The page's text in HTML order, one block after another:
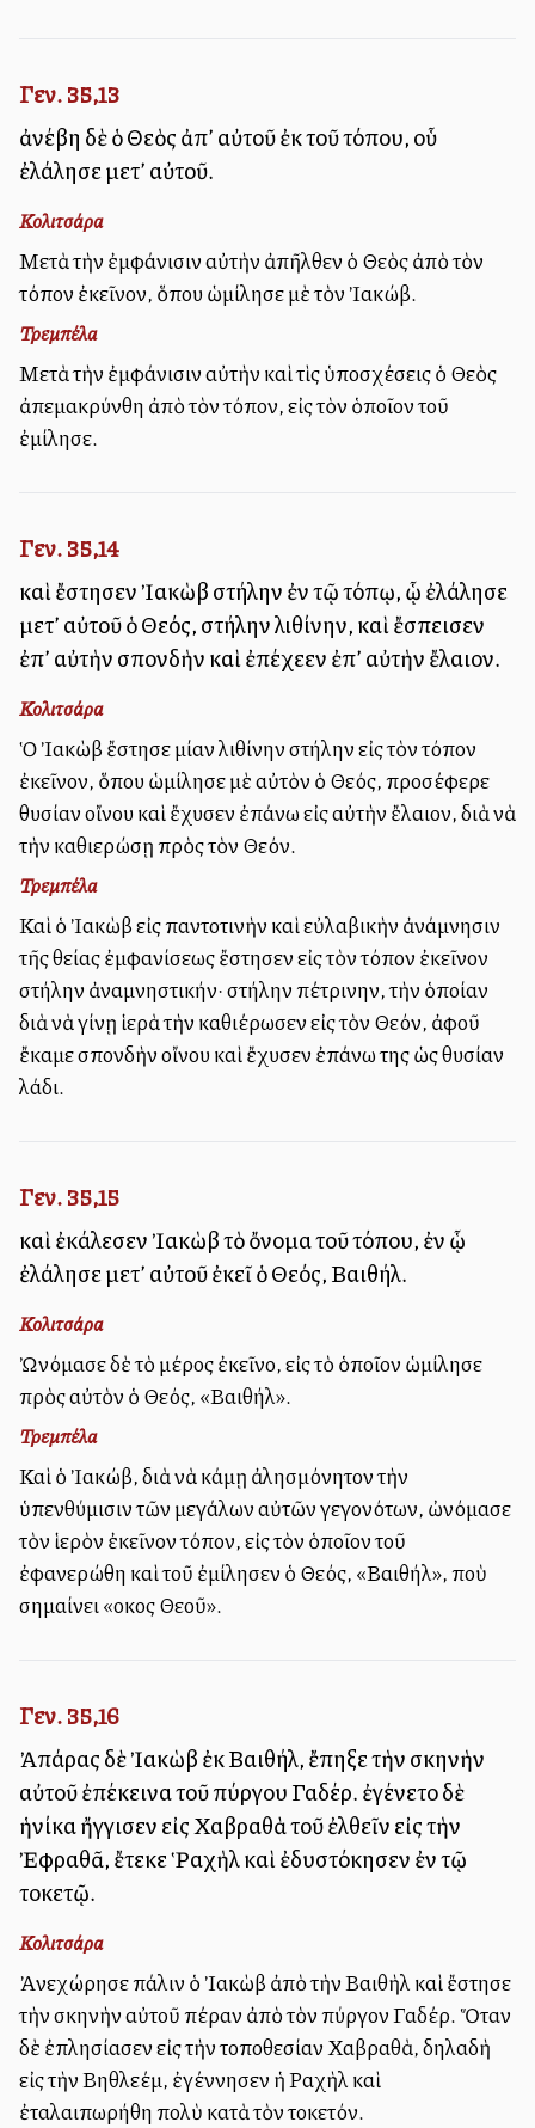
Γεν. 35,13
ἀνέβη δὲ ὁ Θεὸς ἀπ’ αὐτοῦ ἐκ τοῦ τόπου, οὗ
ἐλάλησε μετ’ αὐτοῦ.
Κολιτσάρα
Μετὰ τὴν ἐμφάνισιν αὐτὴν ἀπῆλθεν ὁ Θεὸς ἀπὸ τὸν
τόπον ἐκεῖνον, ὅπου ὡμίλησε μὲ τὸν Ἰακώβ.
Τρεμπέλα
Μετὰ τὴν ἐμφάνισιν αὐτὴν καὶ τὶς ὑποσχέσεις ὁ Θεὸς
ἀπεμακρύνθη ἀπὸ τὸν τόπον, εἰς τὸν ὁποῖον τοῦ
ἐμίλησε.
Γεν. 35,14
καὶ ἔστησεν Ἰακὼβ στήλην ἐν τῷ τόπῳ, ᾧ ἐλάλησε
μετ’ αὐτοῦ ὁ Θεός, στήλην λιθίνην, καὶ ἔσπεισεν
ἐπ’ αὐτὴν σπονδὴν καὶ ἐπέχεεν ἐπ’ αὐτὴν ἔλαιον.
Κολιτσάρα
Ὁ Ἰακὼβ ἔστησε μίαν λιθίνην στήλην εἰς τὸν τόπον
ἐκεῖνον, ὅπου ὡμίλησε μὲ αὐτὸν ὁ Θεός, προσέφερε
θυσίαν οἴνου καὶ ἔχυσεν ἐπάνω εἰς αὐτὴν ἔλαιον, διὰ νὰ
τὴν καθιερώσῃ πρὸς τὸν Θεόν.
Τρεμπέλα
Καὶ ὁ Ἰακὼβ εἰς παντοτινὴν καὶ εὐλαβικὴν ἀνάμνησιν
τῆς θείας ἐμφανίσεως ἔστησεν εἰς τὸν τόπον ἐκεῖνον
στήλην ἀναμνηστικήν· στήλην πέτρινην, τὴν ὁποίαν
διὰ νὰ γίνῃ ἱερὰ τὴν καθιέρωσεν εἰς τὸν Θεόν, ἀφοῦ
ἔκαμε σπονδὴν οἴνου καὶ ἔχυσεν ἐπάνω της ὡς θυσίαν
λάδι.
Γεν. 35,15
καὶ ἐκάλεσεν Ἰακὼβ τὸ ὄνομα τοῦ τόπου, ἐν ᾧ
ἐλάλησε μετ’ αὐτοῦ ἐκεῖ ὁ Θεός, Βαιθήλ.
Κολιτσάρα
Ὠνόμασε δὲ τὸ μέρος ἐκεῖνο, εἰς τὸ ὁποῖον ὡμίλησε
πρὸς αὐτὸν ὁ Θεός, «Βαιθήλ».
Τρεμπέλα
Καὶ ὁ Ἰακώβ, διὰ νὰ κάμῃ ἀλησμόνητον τὴν
ὑπενθύμισιν τῶν μεγάλων αὐτῶν γεγονότων, ὠνόμασε
τὸν ἱερὸν ἐκεῖνον τόπον, εἰς τὸν ὁποῖον τοῦ
ἐφανερώθη καὶ τοῦ ἐμίλησεν ὁ Θεός, «Βαιθήλ», ποὺ
σημαίνει «οἶκος Θεοῦ».
Γεν. 35,16
Ἀπάρας δὲ Ἰακὼβ ἐκ Βαιθήλ, ἔπηξε τὴν σκηνὴν
αὐτοῦ ἐπέκεινα τοῦ πύργου Γαδέρ. ἐγένετο δὲ
ἡνίκα ἤγγισεν εἰς Χαβραθὰ τοῦ ἐλθεῖν εἰς τὴν
Ἐφραθᾶ, ἔτεκε Ῥαχὴλ καὶ ἐδυστόκησεν ἐν τῷ
τοκετῷ.
Κολιτσάρα
Ἀνεχώρησε πάλιν ὁ Ἰακὼβ ἀπὸ τὴν Βαιθὴλ καὶ ἔστησε
τὴν σκηνὴν αὐτοῦ πέραν ἀπὸ τὸν πύργον Γαδέρ. Ὅταν
δὲ ἐπλησίασεν εἰς τὴν τοποθεσίαν Χαβραθὰ, δηλαδὴ
εἰς τὴν Βηθλεέμ, ἐγέννησεν ἡ Ραχὴλ καὶ
ἐταλαιπωρήθη πολὺ κατὰ τὸν τοκετόν.